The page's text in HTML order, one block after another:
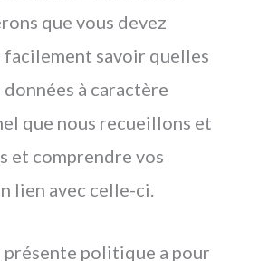
que vous devez
savoir quelles
à caractère
que nous recueillons et
et comprendre vos
lien avec celle-ci.
présente politique a pour